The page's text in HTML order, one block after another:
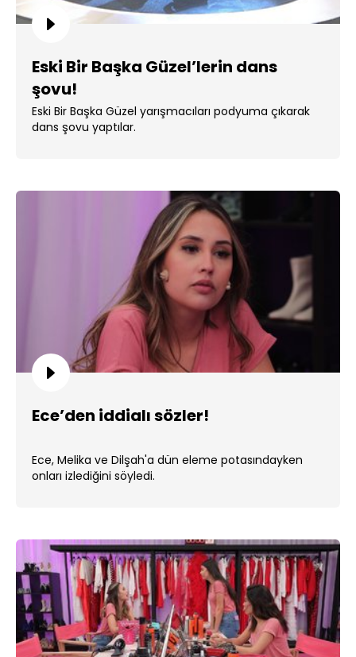
Eski Bir Başka Güzel’lerin dans
şovu!
Eski Bir Başka Güzel yarışmacıları podyuma çıkarak
dans şovu yaptılar.
Ece’den iddialı sözler!
Ece, Melika ve Dilşah'a dün eleme potasındayken
onları izlediğini söyledi.